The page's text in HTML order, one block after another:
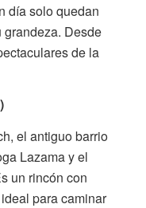
día solo quedan
Desde
de la
el antiguo barrio
Lazama y el
un rincón con
para caminar